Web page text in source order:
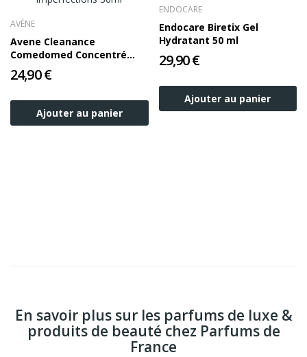
AVÈNE
Avene Cleanance
Comedomed Concentré
Anti-imperfections 30ml
24,90 €
Ajouter au panier
ENDOCARE
Endocare Biretix Gel
Hydratant 50 ml
29,90 €
Ajouter au panier
En savoir plus sur les parfums de luxe &
produits de beauté chez Parfums de
France